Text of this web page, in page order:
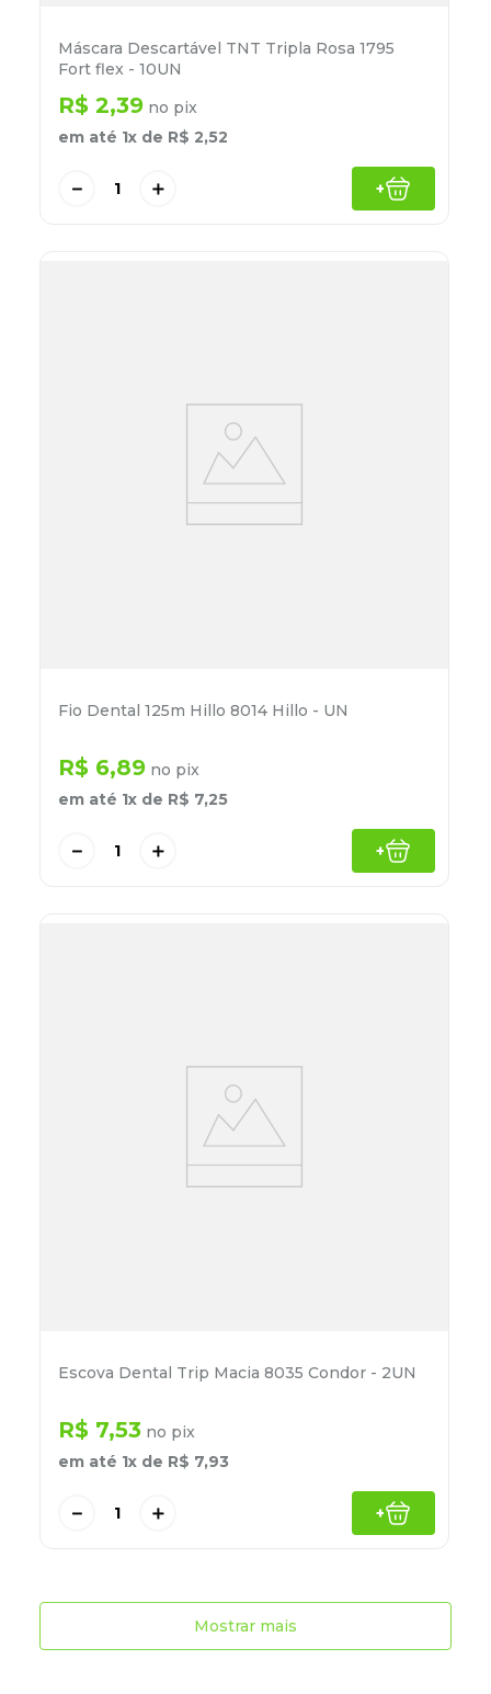
Máscara Descartável TNT Tripla Rosa 1795
Fort flex - 10UN
R$ 2,39 no pix
em até 1x de R$ 2,52
＋
－ +
Fio Dental 125m Hillo 8014 Hillo - UN
R$ 6,89 no pix
em até 1x de R$ 7,25
＋
－ +
Escova Dental Trip Macia 8035 Condor - 2UN
R$ 7,53 no pix
em até 1x de R$ 7,93
＋
－ +
Mostrar mais